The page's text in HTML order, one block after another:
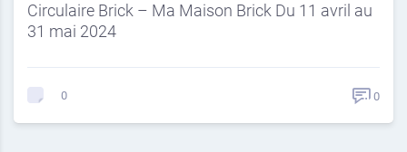
Circulaire Brick – Ma Maison Brick Du 11 avril au
31 mai 2024
0 0